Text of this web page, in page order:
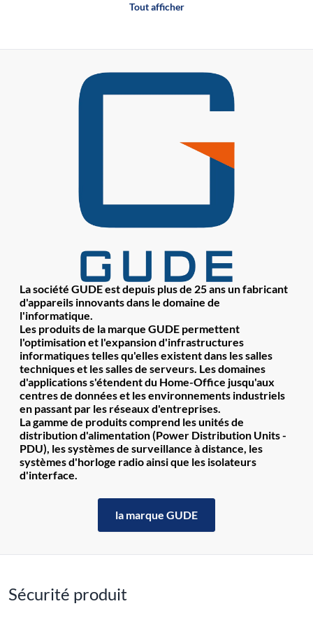
Tout afficher
La société GUDE est depuis plus de 25 ans un fabricant
d'appareils innovants dans le domaine de
l'informatique.
Les produits de la marque GUDE permettent
l'optimisation et l'expansion d'infrastructures
informatiques telles qu'elles existent dans les salles
techniques et les salles de serveurs. Les domaines
d'applications s'étendent du Home-Office jusqu'aux
centres de données et les environnements industriels
en passant par les réseaux d'entreprises.
La gamme de produits comprend les unités de
distribution d'alimentation (Power Distribution Units -
PDU), les systèmes de surveillance à distance, les
systèmes d'horloge radio ainsi que les isolateurs
d'interface.
la marque GUDE
Sécurité produit